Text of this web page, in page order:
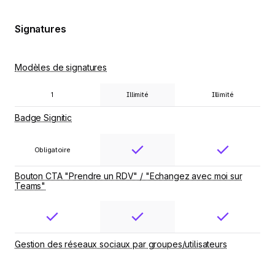
Signatures
Modèles de signatures
1 Illimité Illimité
Badge Signitic
Obligatoire
Bouton CTA "Prendre un RDV" / "Echangez avec moi sur
Teams"
Gestion des réseaux sociaux par groupes/utilisateurs